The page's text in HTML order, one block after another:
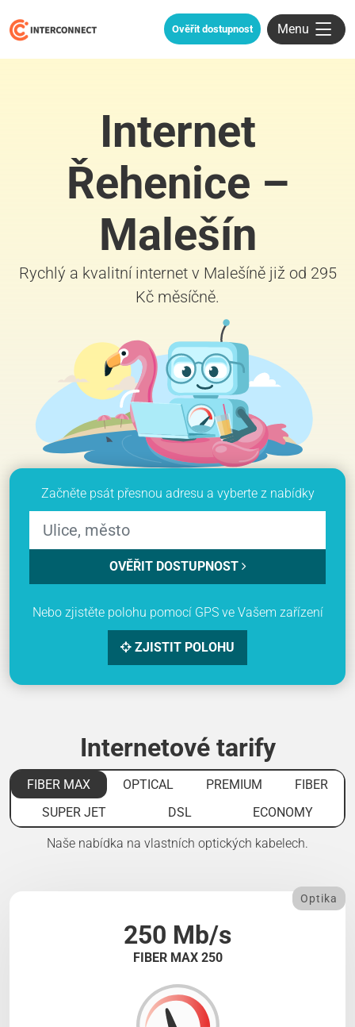
Ověřit dostupnost Menu
Internet
Řehenice –
Malešín
Rychlý a kvalitní internet v Malešíně již od 295
Kč měsíčně.
Začněte psát přesnou adresu a vyberte z nabídky
OVĚŘIT DOSTUPNOST
Nebo zjistěte polohu pomocí GPS ve Vašem zařízení
ZJISTIT POLOHU
Internetové tarify
FIBER MAX OPTICAL PREMIUM
FIBER
SUPER JET
DSL ECONOMY
Naše nabídka na vlastních optických kabelech.
250 Mb/s
FIBER MAX 250
Optika